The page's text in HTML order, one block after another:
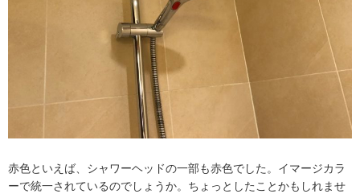
赤色といえば、シャワーヘッドの一部も赤色でした。イマージカラ
ーで統一されているのでしょうか。ちょっとしたことかもしれませ